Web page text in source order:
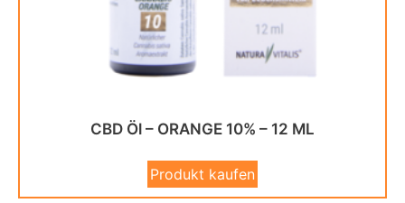
CBD Öl – ORANGE 10% – 12 ML
Produkt kaufen